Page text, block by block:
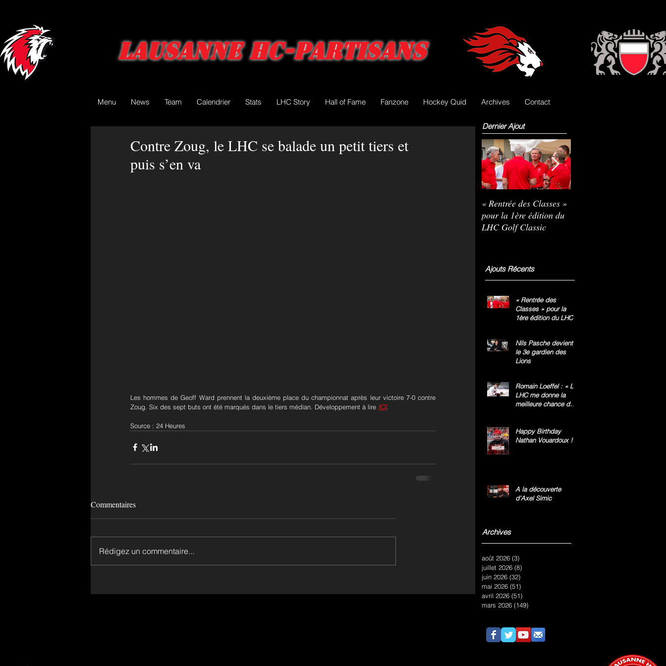
Lausanne HC-Partisans
Menu News Team Calendrier Stats LHC Story Hall of Fame Fanzone Hockey Quid Archives Contact
Contre Zoug, le LHC se balade un petit tiers et
puis s’en va
Les hommes de Geoff Ward prennent la deuxième place du championnat après leur victoire 7-0 contre
Zoug. Six des sept buts ont été marqués dans le tiers médian. Développement à lire ICI.
Source : 24 Heures
Commentaires
Rédigez un commentaire...
Dernier Ajout
« Rentrée des Classes »
pour la 1ère édition du
LHC Golf Classic
Ajouts Récents
« Rentrée des
Classes » pour la
1ère édition du LHC
Nils Pasche devient
le 3e gardien des
Lions
Romain Loeffel : « Le
LHC me donne la
meilleure chance de
Happy Birthday
Nathan Vouardoux !
A la découverte
d’Axel Simic
Archives
août 2026 (3)
juillet 2026 (8)
juin 2026 (32)
mai 2026 (51)
avril 2026 (51)
mars 2026 (149)